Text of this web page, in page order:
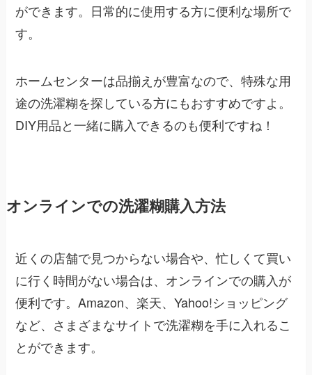
ができます。日常的に使用する方に便利な場所で
す。
ホームセンターは品揃えが豊富なので、特殊な用
途の洗濯糊を探している方にもおすすめですよ。
DIY用品と一緒に購入できるのも便利ですね！
オンラインでの洗濯糊購入方法
近くの店舗で見つからない場合や、忙しくて買い
に行く時間がない場合は、オンラインでの購入が
便利です。Amazon、楽天、Yahoo!ショッピング
など、さまざまなサイトで洗濯糊を手に入れるこ
とができます。